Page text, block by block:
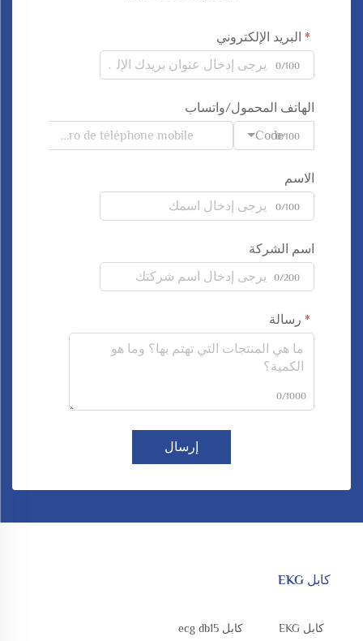
البريد الإلكتروني
0/100
الهاتف المحمول/واتساب
Code0/100
الاسم
0/100
اسم الشركة
0/200
رسالة
0/1000
إرسال
كابل EKG
كابل EKG كابل ecg db15